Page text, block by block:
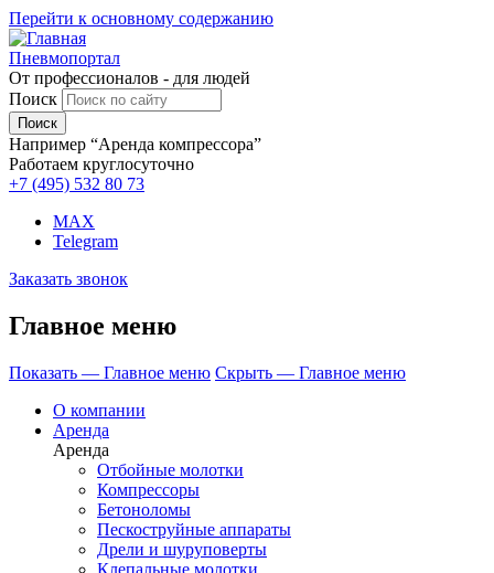
Перейти к основному содержанию
Пневмопортал
От профессионалов - для людей
Поиск
Например “Аренда компрессора”
Работаем круглосуточно
+7 (495) 532 80 73
MAX
Telegram
Заказать звонок
Главное меню
Показать — Главное меню Скрыть — Главное меню
О компании
Аренда
Аренда
Отбойные молотки
Компрессоры
Бетоноломы
Пескоструйные аппараты
Дрели и шуруповерты
Клепальные молотки